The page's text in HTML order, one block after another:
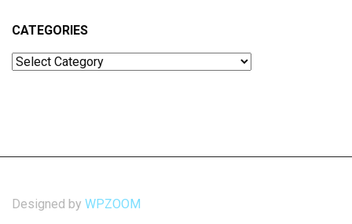
CATEGORIES
Categories
Designed by WPZOOM